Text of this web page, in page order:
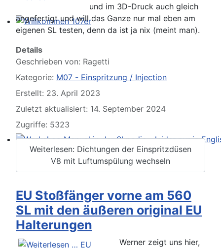
Willkommen 107er
Workshop Manual in der SLpedia - leider nur in
und im 3D-Druck auch gleich
angefertigt und will das Ganze nur mal eben am
eigenen SL testen, denn da ist ja nix (meint man).
Details
Geschrieben von: Ragetti
Kategorie: M07 - Einspritzung / Injection
Erstellt: 23. April 2023
Zuletzt aktualisiert: 14. September 2024
Zugriffe: 5323
Weiterlesen: Dichtungen der Einspritzdüsen
V8 mit Luftumspülung wechseln
EU Stoßfänger vorne am 560
SL mit den äußeren original EU
Halterungen
Werner zeigt uns hier,